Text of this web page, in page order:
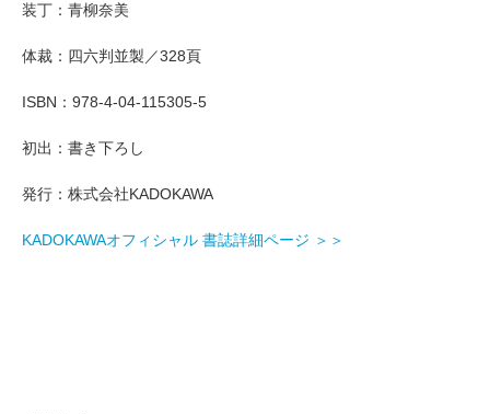
装丁：青柳奈美
体裁：四六判並製／328頁
ISBN：978-4-04-115305-5
初出：書き下ろし
発行：株式会社KADOKAWA
KADOKAWAオフィシャル 書誌詳細ページ ＞＞